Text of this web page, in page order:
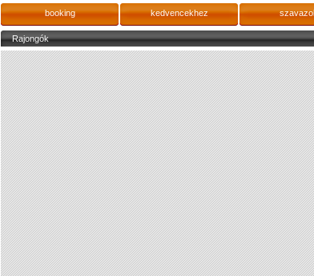
booking kedvencekhez
Rajongók